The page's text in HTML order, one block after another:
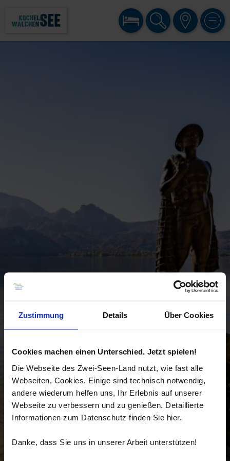
Zustimmung Details Über Cookies
Cookies machen einen Unterschied. Jetzt spielen!
Die Webseite des Zwei-Seen-Land nutzt, wie fast alle
Webseiten, Cookies. Einige sind technisch notwendig,
andere wiederum helfen uns, Ihr Erlebnis auf unserer
Webseite zu verbessern und zu genießen. Detaillierte
Informationen zum Datenschutz finden Sie hier.
Danke, dass Sie uns in unserer Arbeit unterstützen!
BUCHEN SUCHE KARTE MENÜ